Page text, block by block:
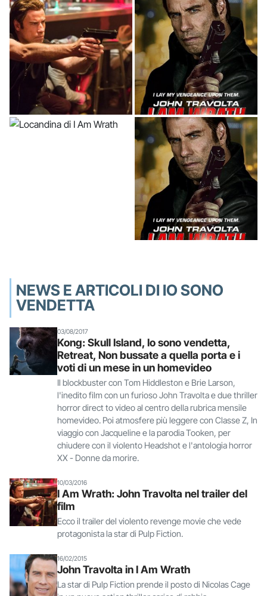
NEWS E ARTICOLI DI IO SONO
VENDETTA
03/08/2017
Kong: Skull Island, Io sono vendetta,
Retreat, Non bussate a quella porta e i
voti di un mese in un homevideo
Il blockbuster con Tom Hiddleston e Brie Larson,
l'inedito film con un furioso John Travolta e due thriller
horror direct to video al centro della rubrica mensile
homevideo. Poi atmosfere più leggere con Classe Z, In
viaggio con Jacqueline e la parodia Tooken, per
chiudere con il violento Headshot e l'antologia horror
XX - Donne da morire.
10/03/2016
I Am Wrath: John Travolta nel trailer del
film
Ecco il trailer del violento revenge movie che vede
protagonista la star di Pulp Fiction.
16/02/2015
John Travolta in I Am Wrath
La star di Pulp Fiction prende il posto di Nicolas Cage